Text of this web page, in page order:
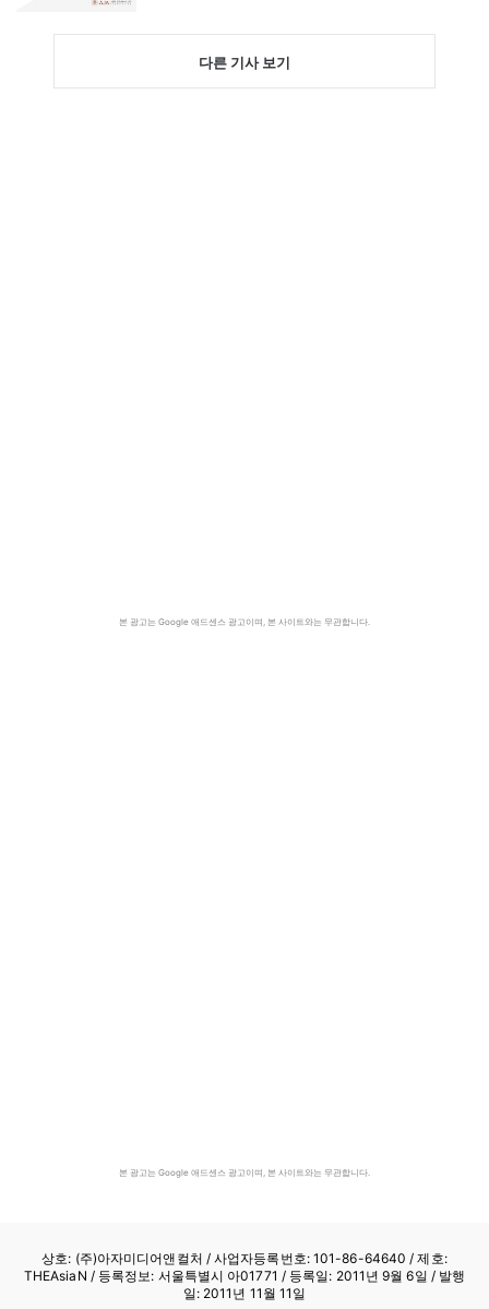
다른 기사 보기
본 광고는 Google 애드센스 광고이며, 본 사이트와는 무관합니다.
본 광고는 Google 애드센스 광고이며, 본 사이트와는 무관합니다.
상호: (주)아자미디어앤컬처 /사업자등록번호: 101-86-64640 / 제호:
THEAsiaN / 등록정보: 서울특별시 아01771 / 등록일: 2011년 9월 6일 / 발행
일: 2011년 11월 11일